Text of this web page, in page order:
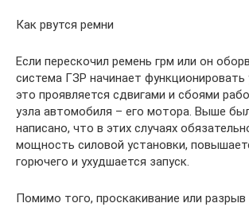
Как рвутся ремни
Если перескочил ремень грм или он
система ГЗР начинает функционировать
это проявляется сдвигами и сбоями
узла автомобиля – его мотора. Выше
написано, что в этих случаях
мощность силовой установки,
горючего и ухудшается запуск.
Помимо того, проскакивание или разрыв